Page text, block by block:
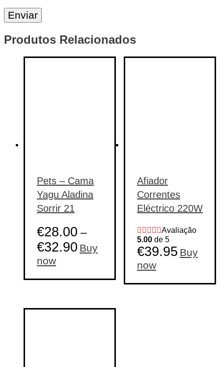
Produtos Relacionados
Pets – Cama
Yagu Aladina
Sorrir 21
€28.00 –
€32.90 Buy
nowThis
product
options
Afiador
Correntes
Eléctrico 220W
Avaliação
5.00de 5
€39.95 Buy
now